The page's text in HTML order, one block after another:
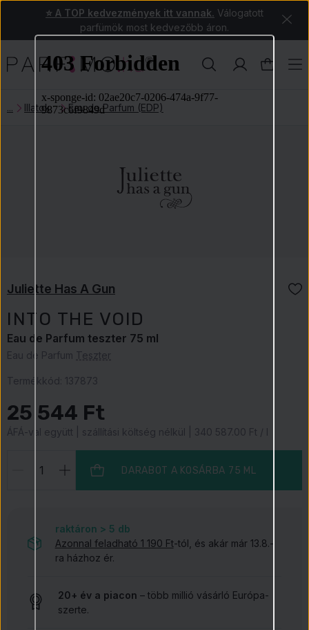
⭐ A TOP kedvezmények itt vannak. Válogatott
parfümök most kedvezőbb áron.
Illatok Eau de Parfum (EDP)
Juliette Has A Gun
INTO THE VOID
Eau de Parfum teszter 75 ml
Eau de Parfum Teszter
Termékkód: 137873
25 544 Ft
ÁFÁ-val együtt | szállítási költség nélkül | 340 587.00 Ft / l
DARABOT A KOSÁRBA 75 ML
raktáron > 5 db
Azonnal feladható 1 190 Ft-tól, és akár már 13.8.-
ra házhoz ér.
20+ év a piacon – több millió vásárló Európa-
szerte.